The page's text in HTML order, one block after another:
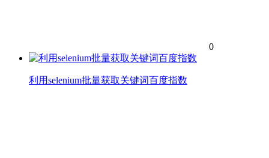
0
利用selenium批量获取关键词百度指数